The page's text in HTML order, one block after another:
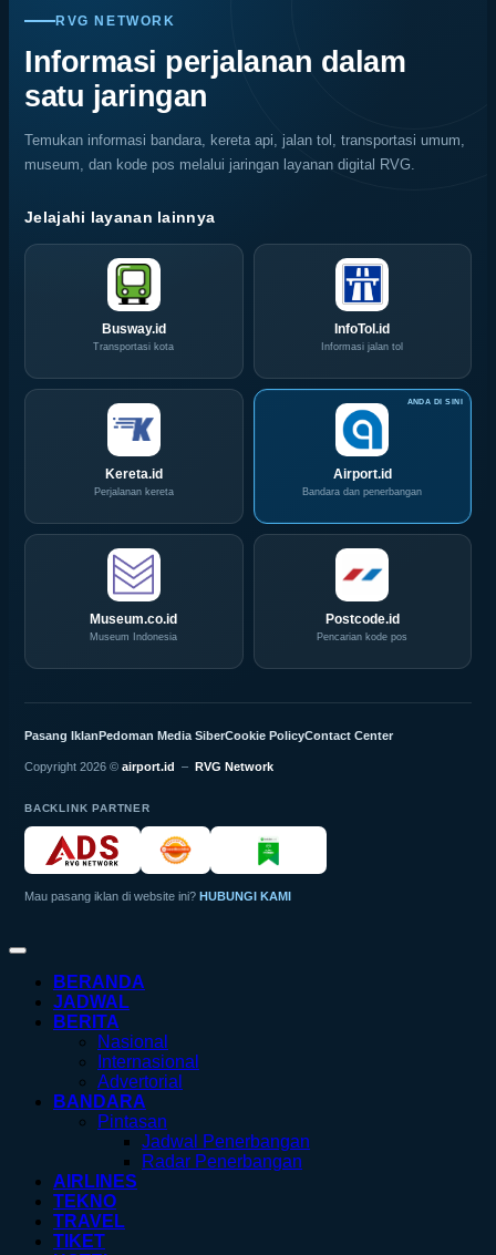
Nasional,
Indonesia
Coffee
Expo
(ICX)
2026
Siap
Hadir
di
City
Surabaya
Akhir
Migas
Jemput
Bola,
Pelaku
Usaha
Serbu
Layanan
CIVD
dan
e-
Commerce
di
IPA
Convex
2026
RVG NETWORK
Informasi perjalanan dalam
satu jaringan
Temukan informasi bandara, kereta api, jalan tol, transportasi umum,
museum, dan kode pos melalui jaringan layanan digital RVG.
Jelajahi layanan lainnya
Busway.id
Transportasi kota
InfoTol.id
Informasi jalan tol
Kereta.id
Perjalanan kereta
Airport.id
Bandara dan penerbangan
Museum.co.id
Museum Indonesia
Postcode.id
Pencarian kode pos
Pasang IklanPedoman Media SiberCookie PolicyContact Center
Copyright 2026 © airport.id – RVG Network
BACKLINK PARTNER
Mau pasang iklan di website ini? HUBUNGI KAMI
BERANDA
JADWAL
BERITA
Nasional
Internasional
Advertorial
BANDARA
Pintasan
Jadwal Penerbangan
Radar Penerbangan
AIRLINES
TEKNO
TRAVEL
TIKET